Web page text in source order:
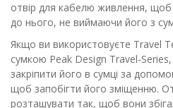
отвір для кабелю живлення,
до нього, не виймаючи його з
Якщо ви використовуєте Travel
сумкою Peak Design Travel-
закріпити його в сумці за
щоб запобігти його зміщенню.
розташувати так, щоб вони